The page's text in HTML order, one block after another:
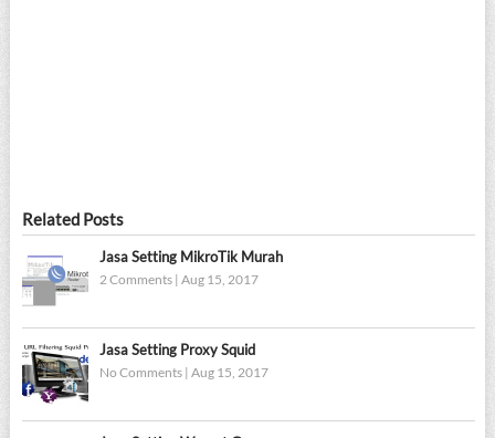
Related Posts
Jasa Setting MikroTik Murah
2 Comments| Aug 15, 2017
Jasa Setting Proxy Squid
No Comments| Aug 15, 2017